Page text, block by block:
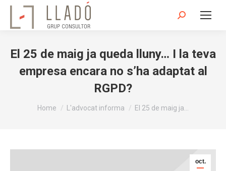
Search:
El 25 de maig ja queda lluny… I la teva
empresa encara no s’ha adaptat al
RGPD?
You are here:
Home L'advocat informa El 25 de maig ja…
oct.